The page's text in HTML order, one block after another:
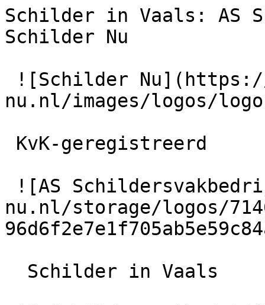
Schilder in Vaals: AS
Schilder Nu
nu.nl/images/logos/
nu.nl/storage/logos/